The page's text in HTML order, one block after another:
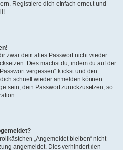
Registriere dich einfach erneut und
zwar dein altes Passwort nicht wieder
Dies machst du, indem du auf der
vergessen“ klickst und den
schnell wieder anmelden können.
sein, dein Passwort zurückzusetzen, so
„Angemeldet bleiben“ nicht
angemeldet. Dies verhindert den